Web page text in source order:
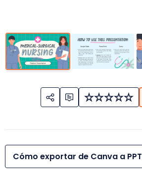
Cómo exportar de Canva a PPT